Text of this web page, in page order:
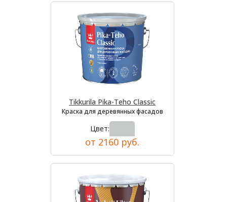
Tikkurila Pika-Teho Classic
Краска для деревянных фасадов
Цвет:
от 2160 руб.